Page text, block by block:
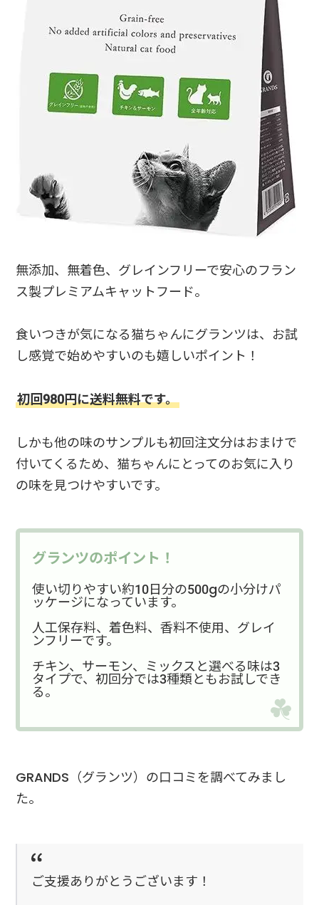
無添加、無着色、グレインフリーで安心のフラン
ス製プレミアムキャットフード。
食いつきが気になる猫ちゃんにグランツは、お試
し感覚で始めやすいのも嬉しいポイント！
初回980円に送料無料です。
しかも他の味のサンプルも初回注文分はおまけで
付いてくるため、猫ちゃんにとってのお気に入り
の味を見つけやすいです。
グランツのポイント！
使い切りやすい約10日分の500gの小分けパ
ッケージになっています。
人工保存料、着色料、香料不使用、グレイ
ンフリーです。
チキン、サーモン、ミックスと選べる味は3
タイプで、初回分では3種類ともお試しでき
る。
GRANDS（グランツ）の口コミを調べてみまし
た。
ご支援ありがとうございます！